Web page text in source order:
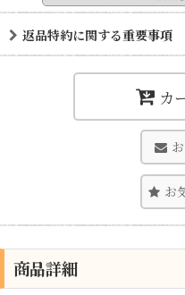
返品特約に関する重要事項
カ
お
商品詳細